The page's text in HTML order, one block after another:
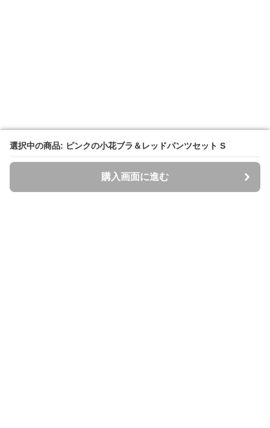
選択中の商品: ピンクの小花ブラ＆レッドパンツセット S
購入画面に進む
選択中の商品: ピンクの小花ブラ＆レッドパンツセット S
購入画面に進む